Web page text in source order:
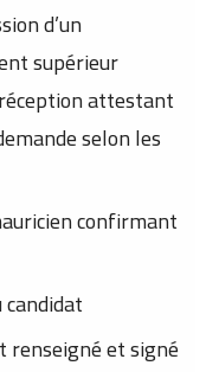
d’un
supérieur
réception attestant
selon les
confirmant
renseigné et signé